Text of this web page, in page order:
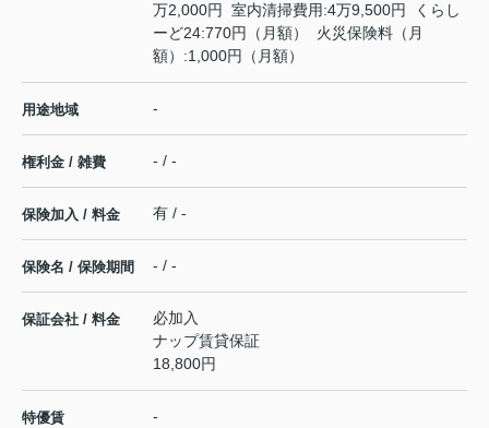
万2,000円 室内清掃費用:4万9,500円 くらし
ーど24:770円（月額） 火災保険料（月
額）:1,000円（月額）
用途地域 -
権利金 / 雑費 - / -
保険加入 / 料金 有 / -
保険名 / 保険期間 - / -
保証会社 / 料金
必加入
ナップ賃貸保証
18,800円
特優賃 -